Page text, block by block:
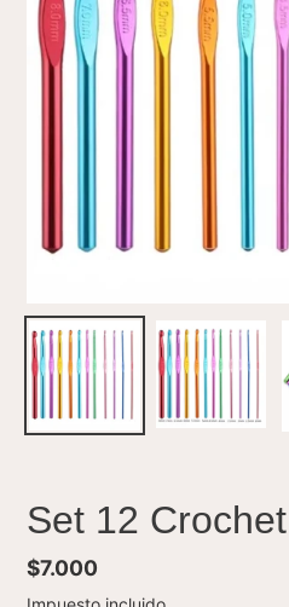
Set 12
Precio
habitual
$7.000